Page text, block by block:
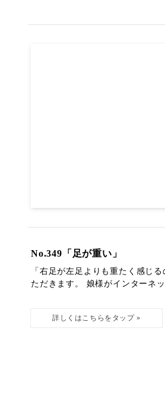
No.349「足が重い」
「右足が左足よりも重たく感じ
ただきます。 娘様がインターネ